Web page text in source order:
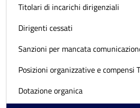
Titolari di incarichi dirigenziali
Dirigenti cessati
Sanzioni per mancata
Posizioni organizzative e compensi
Dotazione organica